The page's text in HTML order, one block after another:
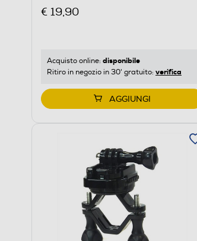
€ 19,90
Acquisto online: disponibile
Ritiro in negozio in 30' gratuito: verifica
AGGIUNGI